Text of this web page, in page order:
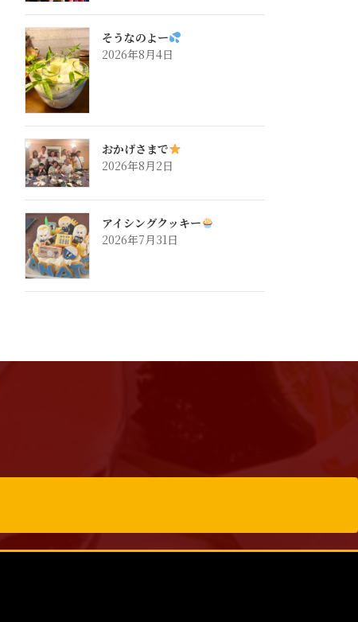
そうなのよー
2026年8月4日
おかげさまで
2026年8月2日
アイシングクッキー
2026年7月31日